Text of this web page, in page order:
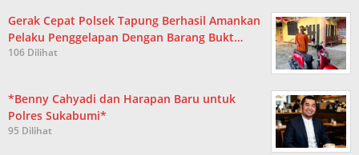
Gerak Cepat Polsek Tapung Berhasil Amankan
Pelaku Penggelapan Dengan Barang Bukt…
106 Dilihat
*Benny Cahyadi dan Harapan Baru untuk
Polres Sukabumi*
95 Dilihat